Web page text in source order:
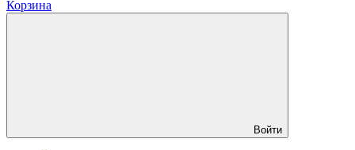
Корзина
Войти